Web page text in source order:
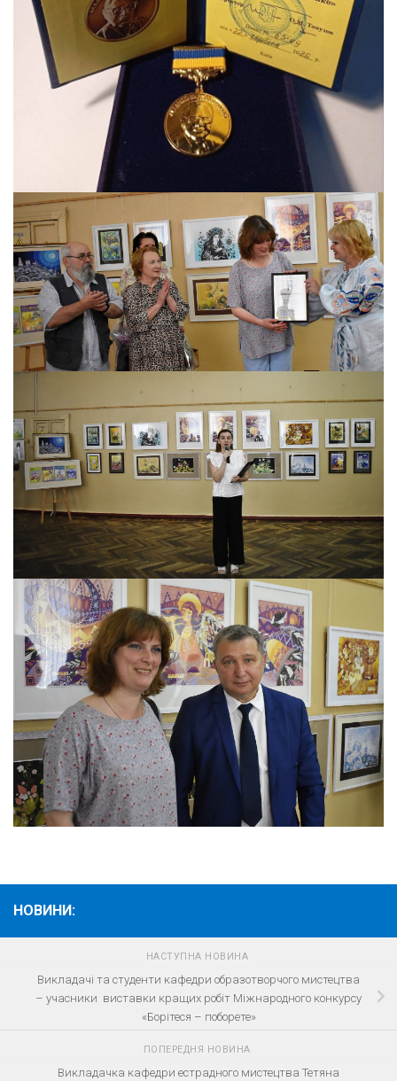
НОВИНИ:
НАСТУПНА НОВИНА
Викладачі та студенти кафедри образотворчого мистецтва
– учасники виставки кращих робіт Міжнародного конкурсу
«Борітеся – поборете»
ПОПЕРЕДНЯ НОВИНА
Викладачка кафедри естрадного мистецтва Тетяна